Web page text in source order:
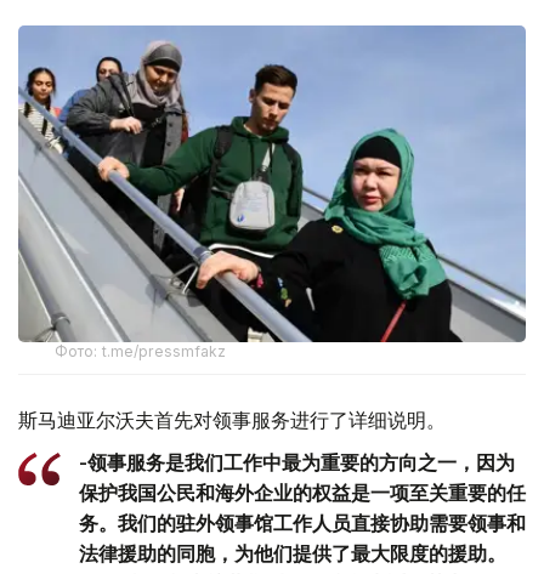
Фото: t.me/pressmfakz
斯马迪亚尔沃夫首先对领事服务进行了详细说明。
-领事服务是我们工作中最为重要的方向之一，因为
保护我国公民和海外企业的权益是一项至关重要的任
务。我们的驻外领事馆工作人员直接协助需要领事和
法律援助的同胞，为他们提供了最大限度的援助。